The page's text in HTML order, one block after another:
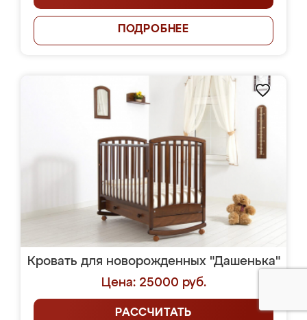
ПОДРОБНЕЕ
Кровать для новорожденных "Дашенька"
Цена: 25000 руб.
РАССЧИТАТЬ